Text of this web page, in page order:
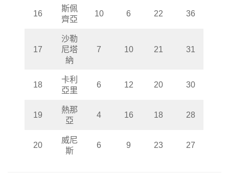
16
斯佩
齊亞
10 6 22 36
17
沙勒
尼塔
納
7 10 21 31
18
卡利
亞里
6 12 20 30
19
熱那
亞
4 16 18 28
20
威尼
斯
6 9 23 27